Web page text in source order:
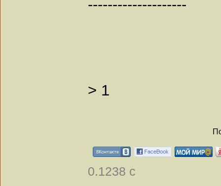
--------------------
> 1
0.1238 с